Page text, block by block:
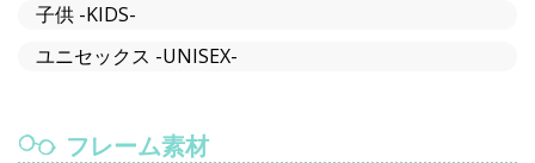
子供 -KIDS-
ユニセックス -UNISEX-
フレーム素材